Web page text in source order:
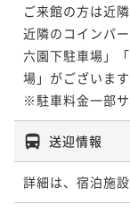
ご来館の方は近
近隣のコインパ
六園下駐車場」
場」がございます
※駐車料金一部
送迎情報
詳細は、宿泊施